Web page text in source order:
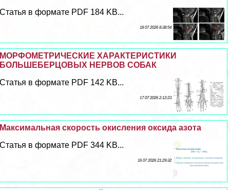
Статья в формате PDF 184 KB...
18 07 2026 8:38:54
MOPФОМЕТРИЧЕСКИE ХАРАКТЕРИСТИКИ
БОЛЬШЕБЕРЦОВЫХ НЕРВОВ СОБАК
Статья в формате PDF 142 KB...
17 07 2026 2:12:23
Максимальная скорость окисления оксида азота
Статья в формате PDF 344 KB...
16 07 2026 21:29:32